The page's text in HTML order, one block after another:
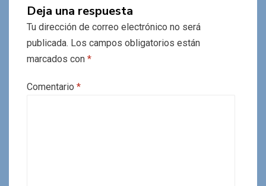
Deja una respuesta
Tu dirección de correo electrónico no será
publicada. Los campos obligatorios están
marcados con *
Comentario *